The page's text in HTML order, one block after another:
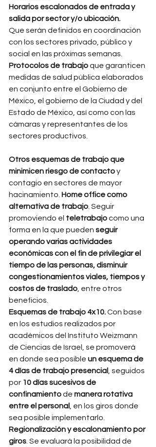
Horarios escalonados de entrada y
salida por sector y/o ubicación.
Que serán definidos en coordinación
con los sectores privado, público y
social en las próximas semanas.
Protocolos de trabajo que garanticen
medidas de salud pública elaborados
en conjunto entre el Gobierno de
México, el gobierno de la Ciudad y del
Estado de México, así como con las
cámaras y representantes de los
sectores productivos.
Otros esquemas de trabajo que
minimicen riesgo de contacto y
contagio en sectores de mayor
hacinamiento. Home office como
alternativa de trabajo. Seguir
promoviendo el teletrabajo como una
forma en la que pueden seguir
operando varias actividades
económicas con el fin de privilegiar el
tiempo de las personas, disminuir
congestionamientos viales, tiempos y
costos de traslado, entre otros
beneficios.
Esquemas de trabajo 4x10. Con base
en los estudios realizados por
académicos del Instituto Weizmann
de Ciencias de Israel, se promoverá
en donde sea posible un esquema de
4 días de trabajo presencial , seguidos
por 10 días sucesivos de
confinamiento de manera rotativa
entre el personal , en los giros donde
sea posible implementarlo.
Regionalización y escalonamiento por
giros. Se evaluará la posibilidad de